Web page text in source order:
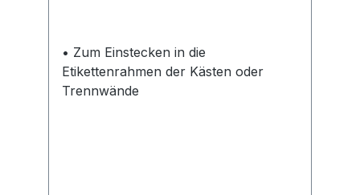
• Zum Einstecken in die
Etikettenrahmen der Kästen oder
Trennwände